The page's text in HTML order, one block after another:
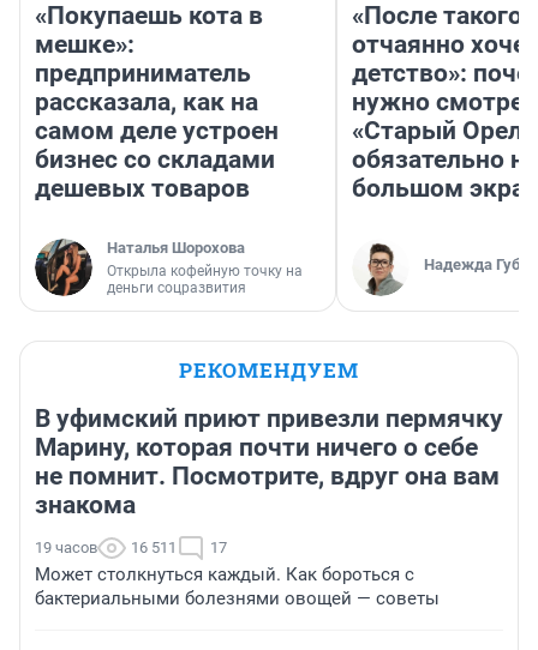
«Покупаешь кота в
мешке»:
предприниматель
рассказала, как на
самом деле устроен
бизнес со складами
дешевых товаров
Наталья Шорохова
Открыла кофейную точку на
деньги соцразвития
«После такого
отчаянно
детство»:
нужно
«Старый
обязательно на
большом
Надежда
РЕКОМЕНДУЕМ
В уфимский приют привезли пермячку
Марину, которая почти ничего о себе
не помнит. Посмотрите, вдруг она вам
знакома
19 часов 16 511 17
Может столкнуться каждый. Как бороться с
бактериальными болезнями овощей — советы